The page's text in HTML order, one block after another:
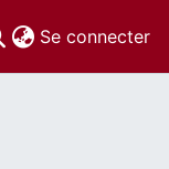
Se connecter